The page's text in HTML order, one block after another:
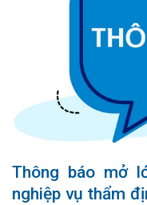
Thông báo mở
nghiệp vụ thẩm